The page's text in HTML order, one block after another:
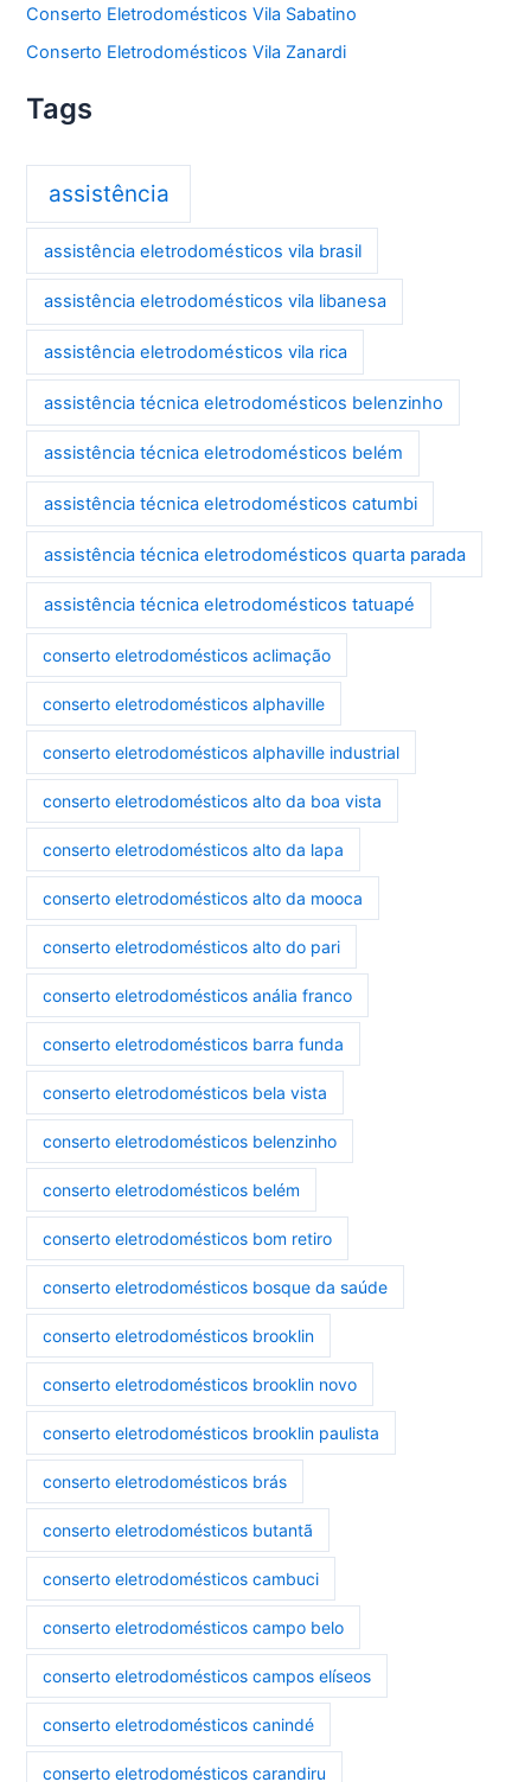
Conserto Eletrodomésticos Vila Sabatino
Conserto Eletrodomésticos Vila Zanardi
Tags
assistência
assistência eletrodomésticos vila brasil
assistência eletrodomésticos vila libanesa
assistência eletrodomésticos vila rica
assistência técnica eletrodomésticos belenzinho
assistência técnica eletrodomésticos belém
assistência técnica eletrodomésticos catumbi
assistência técnica eletrodomésticos quarta parada
assistência técnica eletrodomésticos tatuapé
conserto eletrodomésticos aclimação
conserto eletrodomésticos alphaville
conserto eletrodomésticos alphaville industrial
conserto eletrodomésticos alto da boa vista
conserto eletrodomésticos alto da lapa
conserto eletrodomésticos alto da mooca
conserto eletrodomésticos alto do pari
conserto eletrodomésticos anália franco
conserto eletrodomésticos barra funda
conserto eletrodomésticos bela vista
conserto eletrodomésticos belenzinho
conserto eletrodomésticos belém
conserto eletrodomésticos bom retiro
conserto eletrodomésticos bosque da saúde
conserto eletrodomésticos brooklin
conserto eletrodomésticos brooklin novo
conserto eletrodomésticos brooklin paulista
conserto eletrodomésticos brás
conserto eletrodomésticos butantã
conserto eletrodomésticos cambuci
conserto eletrodomésticos campo belo
conserto eletrodomésticos campos elíseos
conserto eletrodomésticos canindé
conserto eletrodomésticos carandiru